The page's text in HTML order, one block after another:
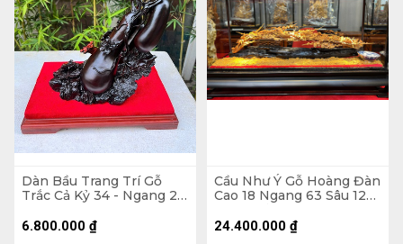
Dàn Bầu Trang Trí Gỗ
Trắc Cả Kỷ 34 - Ngang 23
6.800.000 ₫
Cầu Như Ý Gỗ Hoàng Đàn
Cao 18 Ngang 63 Sâu 12
Sâu 26 (cm)
24.400.000 ₫